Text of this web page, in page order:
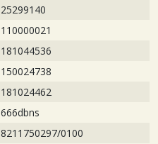
25299140
110000021
181044536
150024738
181024462
666dbns
8211750297/0100